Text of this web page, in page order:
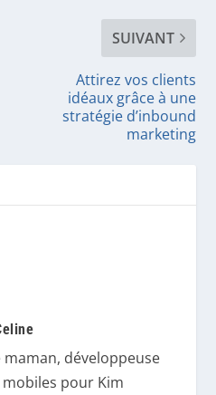
SUIVANT
Attirez vos clients
idéaux grâce à une
stratégie d’inbound
marketing
maman, développeuse
pour Kim